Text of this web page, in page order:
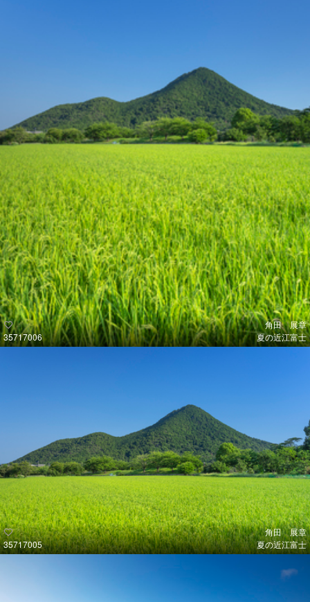
35717006
角田 展章
夏の近江富士
35717005
角田 展章
夏の近江富士